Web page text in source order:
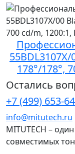
55BDL3107X/
178°/178°,
Остались
+7 (499) 653-
info@mitutech.ru
MITUTECH –
совместимых